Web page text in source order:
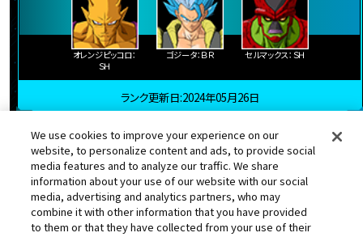
オレンジピッコロ：
ＳＨ
ゴジータ：ＢＲ セルマックス：ＳＨ
ランク更新日:2024年05月26日
25位 カイト
★獲得数
スコア 1187742pt
We use cookies to improve your experience on our
website, to personalize content and ads, to provide social
media features and to analyze our traffic. We share
information about your use of our website with our social
media, advertising and analytics partners, who may
combine it with other information that you have provided
to them or that they have collected from your use of their